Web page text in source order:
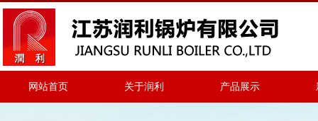
网站首页 关于润利 产品展示